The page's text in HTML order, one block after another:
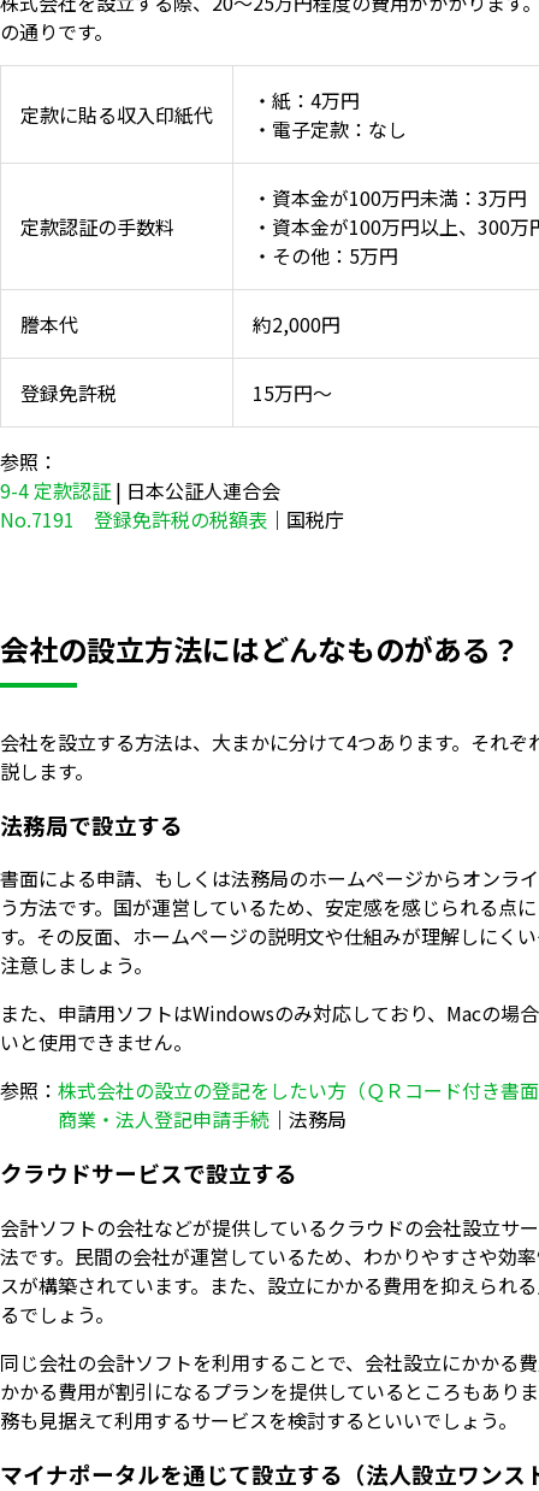
の通りです。
定款に貼る収入印紙代
・紙：4万円
・電子定款：なし
定款認証の手数料
・資本金が100万円未満：3万円
・資本金が100万円以上、300
・その他：5万円
謄本代 約2,000円
登録免許税 15万円～
参照：
9-4 定款認証 | 日本公証人連合会
No.7191 登録免許税の税額表 ｜国税庁
会社の設立方法にはどんなものがある？
会社を設立する方法は、大まかに分けて4つあります。それぞ
説します。
法務局で設立する
書面による申請、もしくは法務局のホームページからオンラ
う方法です。国が運営しているため、安定感を感じられる点
す。その反面、ホームページの説明文や仕組みが理解しにく
注意しましょう。
また、申請用ソフトはWindowsのみ対応しており、Macの場
いと使用できません。
参照： 株式会社の設立の登記をしたい方（ＱＲコード付き書
商業・法人登記申請手続 ｜法務局
クラウドサービスで設立する
会計ソフトの会社などが提供しているクラウドの会社設立サ
法です。民間の会社が運営しているため、わかりやすさや効
スが構築されています。また、設立にかかる費用を抑えられ
るでしょう。
同じ会社の会計ソフトを利用することで、会社設立にかかる
かかる費用が割引になるプランを提供しているところもあり
務も見据えて利用するサービスを検討するといいでしょう。
マイナポータルを通じて設立する（法人設立ワンス